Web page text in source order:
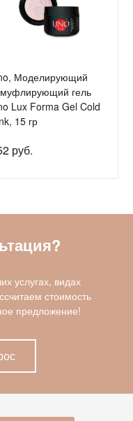
Моделирующий
гель
Lux Forma Gel Cold
15 гр
руб.
услугах, видах
стоимость
предложение!